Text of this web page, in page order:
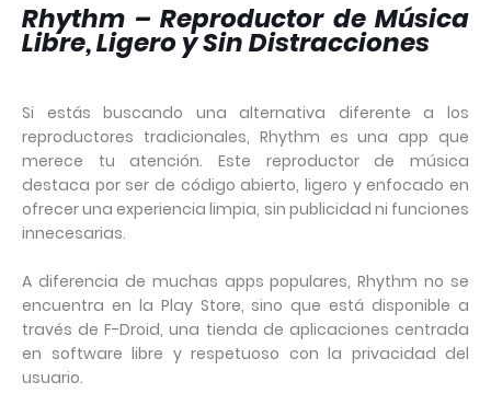
Rhythm – Reproductor de Música
Libre, Ligero y Sin Distracciones
Si estás buscando una alternativa diferente a los
reproductores tradicionales, Rhythm es una app que
merece tu atención. Este reproductor de música
destaca por ser de código abierto, ligero y enfocado en
ofrecer una experiencia limpia, sin publicidad ni funciones
innecesarias.
A diferencia de muchas apps populares, Rhythm no se
encuentra en la Play Store, sino que está disponible a
través de F-Droid, una tienda de aplicaciones centrada
en software libre y respetuoso con la privacidad del
usuario.